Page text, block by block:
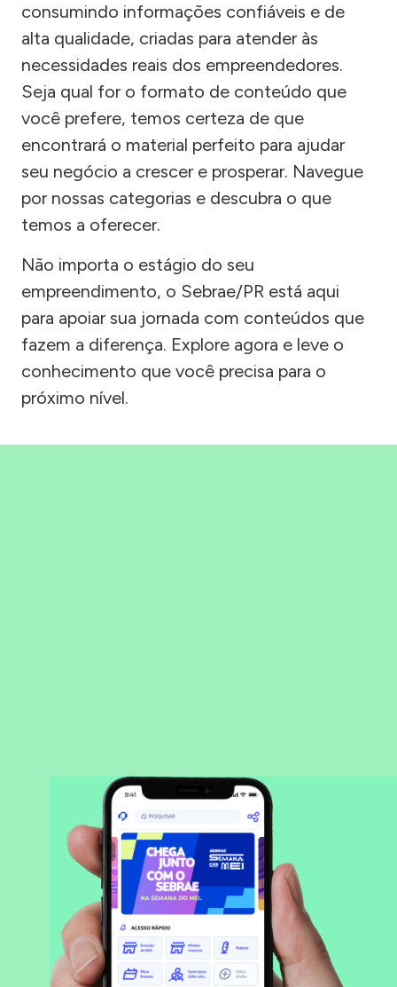
consumindo informações confiáveis e de
alta qualidade, criadas para atender às
necessidades reais dos empreendedores.
Seja qual for o formato de conteúdo que
você prefere, temos certeza de que
encontrará o material perfeito para ajudar
seu negócio a crescer e prosperar. Navegue
por nossas categorias e descubra o que
temos a oferecer.
Não importa o estágio do seu
empreendimento, o Sebrae/PR está aqui
para apoiar sua jornada com conteúdos que
fazem a diferença. Explore agora e leve o
conhecimento que você precisa para o
próximo nível.